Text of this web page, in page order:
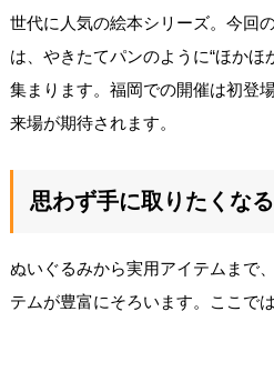
世代に人気の絵本シリーズ。今回
は、やきたてパンのように“ほかほ
集まります。福岡での開催は初登
来場が期待されます。
思わず手に取りたくな
ぬいぐるみから実用アイテムまで
テムが豊富にそろいます。ここで